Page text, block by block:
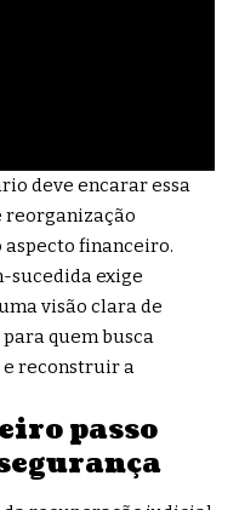
deve encarar essa
reorganização
financeiro.
sucedida exige
visão clara de
quem busca
reconstruir a
passo